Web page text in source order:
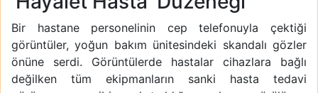
Bir hastane personelinin cep telefonuyla çektiği
görüntüler, yoğun bakım ünitesindeki skandalı gözler
önüne serdi. Görüntülerde hastalar cihazlara bağlı
değilken tüm ekipmanların sanki hasta tedavi